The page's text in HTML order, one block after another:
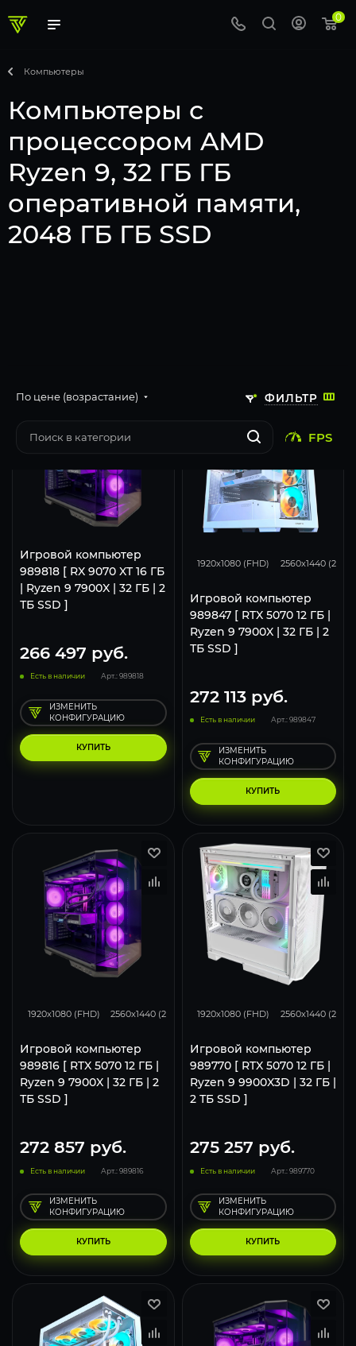
0
Компьютеры
Компьютеры с
процессором AMD
Ryzen 9, 32 ГБ ГБ
оперативной памяти,
2048 ГБ ГБ SSD
ФИЛЬТР
По цене (возрастание)
FPS
Игровой компьютер
989818 [ RX 9070 XT 16 ГБ
| Ryzen 9 7900X | 32 ГБ | 2
ТБ SSD ]
266 497 руб.
Есть в наличии Арт.: 989818
КУПИТЬ
ИЗМЕНИТЬ
КОНФИГУРАЦИЮ
1920x1080 (FHD) 2560x1440 (2K)
Игровой компьютер
989847 [ RTX 5070 12 ГБ |
Ryzen 9 7900X | 32 ГБ | 2
ТБ SSD ]
272 113руб.
Есть в наличии Арт.: 989847
КУПИТЬ
ИЗМЕНИТЬ
КОНФИГУРАЦИЮ
1920x1080 (FHD) 2560x1440 (2K) 3840x2160 (4K)
Игровой компьютер
989816 [ RTX 5070 12 ГБ |
Ryzen 9 7900X | 32 ГБ | 2
ТБ SSD ]
272 857 руб.
Есть в наличии Арт.: 989816
КУПИТЬ
ИЗМЕНИТЬ
КОНФИГУРАЦИЮ
1920x1080 (FHD) 2560x1440 (2K)
Игровой компьютер
989770 [ RTX 5070 12 ГБ |
Ryzen 9 9900X3D | 32 ГБ |
2 ТБ SSD ]
275 257 руб.
Есть в наличии Арт.: 989770
КУПИТЬ
ИЗМЕНИТЬ
КОНФИГУРАЦИЮ